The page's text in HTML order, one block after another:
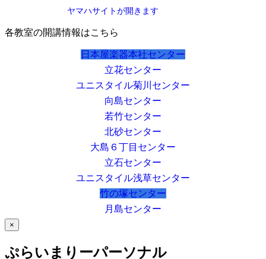
ヤマハサイトが開きます
各教室の開講情報はこちら
日本屋楽器本社センター
立花センター
ユニスタイル菊川センター
向島センター
若竹センター
北砂センター
大島６丁目センター
立石センター
ユニスタイル浅草センター
竹の塚センター
月島センター
×
ぷらいまりーパーソナル